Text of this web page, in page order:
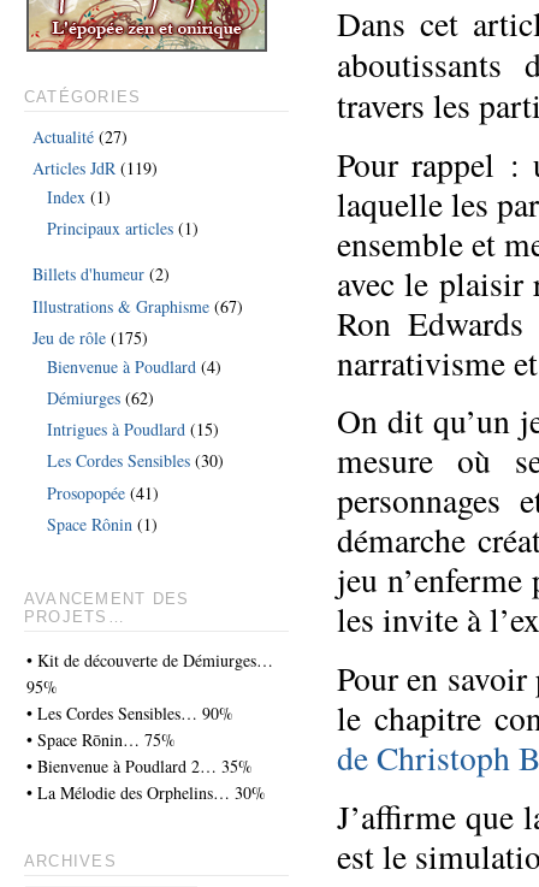
Dans cet
travers les
Pour rappel :
laquelle les
ensemble et
avec le plaisir
Ron
narrativisme
On dit qu’un
mesure où
personnages
démarche
jeu
les invite à
Pour en
le chapitre
de Christoph
J’affirme que
est le
CATÉGORIES
Actualité (27)
Articles JdR (119)
Index (1)
Principaux articles (1)
Billets d'humeur (2)
Illustrations & Graphisme (67)
Jeu de rôle (175)
Bienvenue à Poudlard (4)
Démiurges (62)
Intrigues à Poudlard (15)
Les Cordes Sensibles (30)
Prosopopée (41)
Space Rônin (1)
AVANCEMENT DES
PROJETS…
• Kit de découverte de Démiurges…
95%
• Les Cordes Sensibles… 90%
• Space Rōnin… 75%
• Bienvenue à Poudlard 2… 35%
• La Mélodie des Orphelins… 30%
ARCHIVES